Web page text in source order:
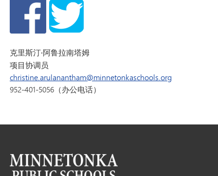
克里斯汀·阿鲁拉南塔姆
项目协调员
christine.arulanantham@minnetonkaschools.org
952-401-5056（办公电话）